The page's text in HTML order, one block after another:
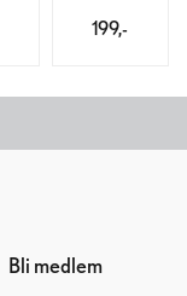
199,-
Bli medlem